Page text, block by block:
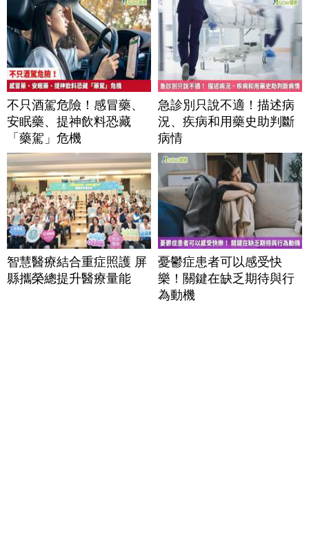
不只酒駕危險！感冒藥、
安眠藥、提神飲料恐藏
「藥駕」危機
急診別只說不適！描述病
況、疾病和用藥史助判斷
病情
智慧醫療結合重症照護 屏
縣攜榮總提升醫療量能
憂鬱症患者可以感受快
樂！關鍵在缺乏期待與行
為動機